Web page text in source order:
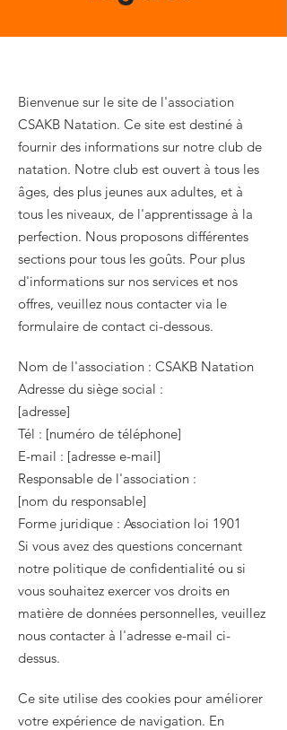
Bienvenue sur le site de l'association
CSAKB Natation. Ce site est destiné à
fournir des informations sur notre club de
natation. Notre club est ouvert à tous les
âges, des plus jeunes aux adultes, et à
tous les niveaux, de l'apprentissage à la
perfection. Nous proposons différentes
sections pour tous les goûts. Pour plus
d'informations sur nos services et nos
offres, veuillez nous contacter via le
formulaire de contact ci-dessous.
Nom de l'association : CSAKB Natation
Adresse du siège social :
[adresse]
Tél : [numéro de téléphone]
E-mail : [adresse e-mail]
Responsable de l'association :
[nom du responsable]
Forme juridique : Association loi 1901
Si vous avez des questions concernant
notre politique de confidentialité ou si
vous souhaitez exercer vos droits en
matière de données personnelles, veuillez
nous contacter à l'adresse e-mail ci-
dessus.
Ce site utilise des cookies pour améliorer
votre expérience de navigation. En